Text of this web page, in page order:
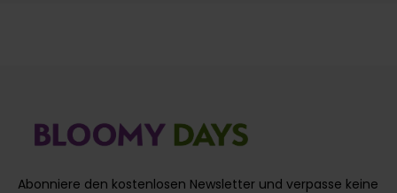
Abonniere den kostenlosen Newsletter und verpasse keine